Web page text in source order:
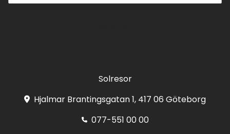
Solresor
Hjalmar Brantingsgatan 1, 417 06 Göteborg
077-551 00 00